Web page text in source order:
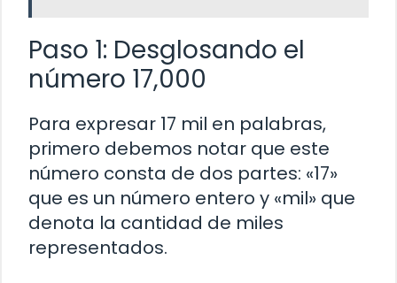
Paso 1: Desglosando el
número 17,000
Para expresar 17 mil en palabras,
primero debemos notar que este
número consta de dos partes: «17»
que es un número entero y «mil» que
denota la cantidad de miles
representados.